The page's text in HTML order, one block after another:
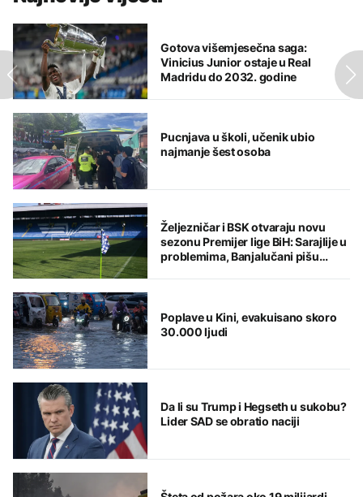
Gotova višemjesečna saga:
Vinicius Junior ostaje u Real
Madridu do 2032. godine
Pucnjava u školi, učenik ubio
najmanje šest osoba
Željezničar i BSK otvaraju novu
sezonu Premijer lige BiH: Sarajlije u
problemima, Banjalučani pišu
Poplave u Kini, evakuisano skoro
30.000 ljudi
Da li su Trump i Hegseth u sukobu?
Lider SAD se obratio naciji